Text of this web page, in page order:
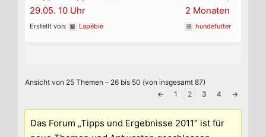
29.05. 10 Uhr
Erstellt von: Lapébie
2 Monaten
hundefutter
Ansicht von 25 Themen – 26 bis 50 (von insgesamt 87)
←
1 2 3 4 →
Das Forum „Tipps und Ergebnisse 2011“ ist für